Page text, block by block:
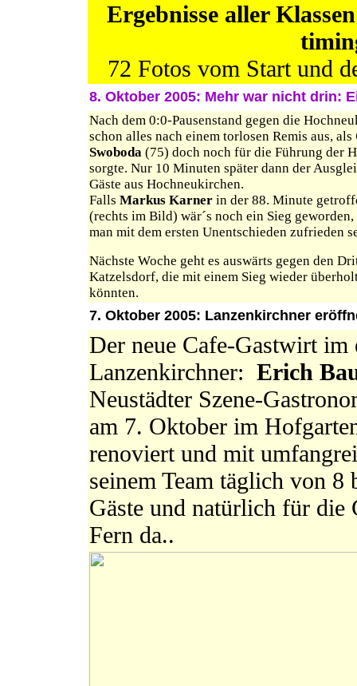
Ergebnisse aller
72 Fotos vom Start und
8. Oktober 2005: Mehr war nicht drin:
Nach dem 0:0-Pausenstand gegen die
schon alles nach einem torlosen Remis aus, als
Swoboda (75) doch noch für die Führung der
sorgte. Nur 10 Minuten später dann der
Gäste aus Hochneukirchen.
Falls Markus Karner in der 88. Minute
(rechts im Bild) wär´s noch ein Sieg geworden,
man mit dem ersten Unentschieden zufrieden
Nächste Woche geht es auswärts gegen den
Katzelsdorf, die mit einem Sieg wieder
könnten.
7. Oktober 2005: Lanzenkirchner
Der neue Cafe-Gastwirt
Lanzenkirchner: Erich
Neustädter Szene-
am 7. Oktober im
renoviert und mit
seinem Team täglich von
Gäste und natürlich für die
Fern da..